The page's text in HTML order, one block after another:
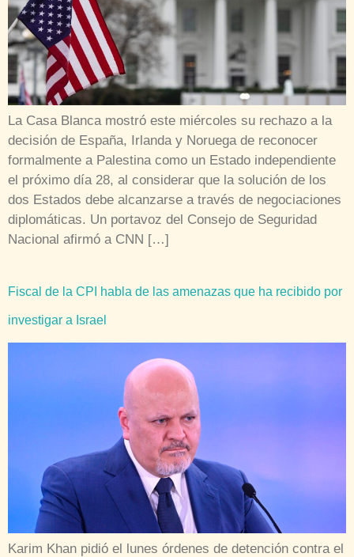
La Casa Blanca mostró este miércoles su rechazo a la
decisión de España, Irlanda y Noruega de reconocer
formalmente a Palestina como un Estado independiente
el próximo día 28, al considerar que la solución de los
dos Estados debe alcanzarse a través de negociaciones
diplomáticas. Un portavoz del Consejo de Seguridad
Nacional afirmó a CNN […]
Fiscal de la CPI habla de las amenazas que ha recibido por
investigar a Israel
Karim Khan pidió el lunes órdenes de detención contra el